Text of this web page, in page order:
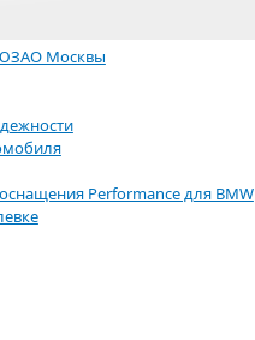
ЮЗАО Москвы
Performance для BMW